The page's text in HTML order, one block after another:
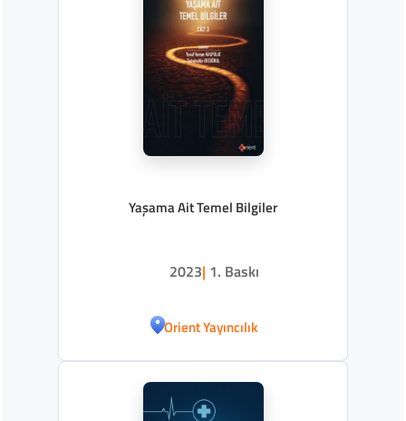
Yaşama Ait Temel Bilgiler
2023| 1. Baskı
Orient Yayıncılık